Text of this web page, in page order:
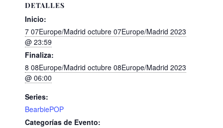
DETALLES
Inicio:
7 07Europe/Madrid octubre 07Europe/Madrid 2023
@ 23:59
Finaliza:
8 08Europe/Madrid octubre 08Europe/Madrid 2023
@ 06:00
Series:
BearbiePOP
Categorías de Evento: